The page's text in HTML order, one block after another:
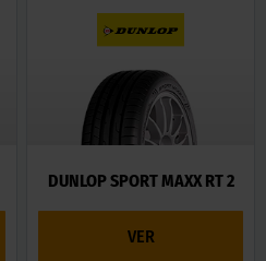
DUNLOP SPORT MAXX RT 2
VER